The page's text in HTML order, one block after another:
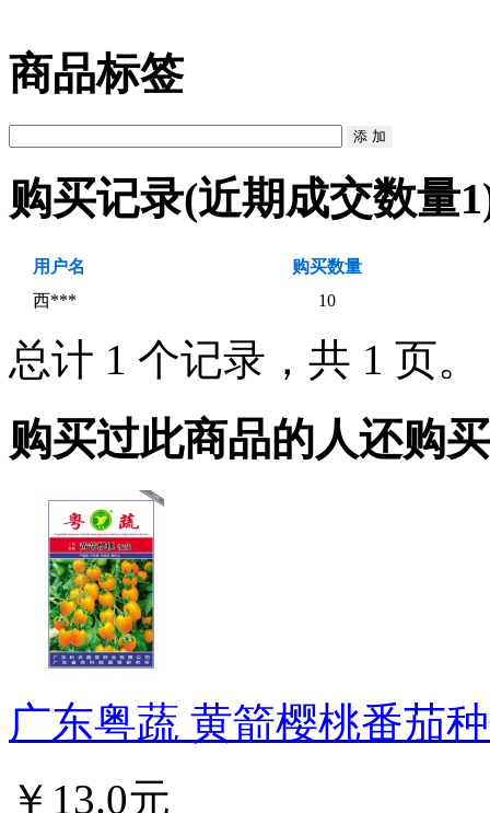
商品标签
购买记录(近期成交数量1
用户名
购买数量
西***
10
总计 1 个记录，共 1 页。
购买过此商品的人还购
广东粤蔬 黄箭樱桃番茄
￥13.0元